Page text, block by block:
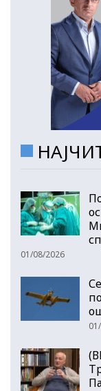
01/08/2026